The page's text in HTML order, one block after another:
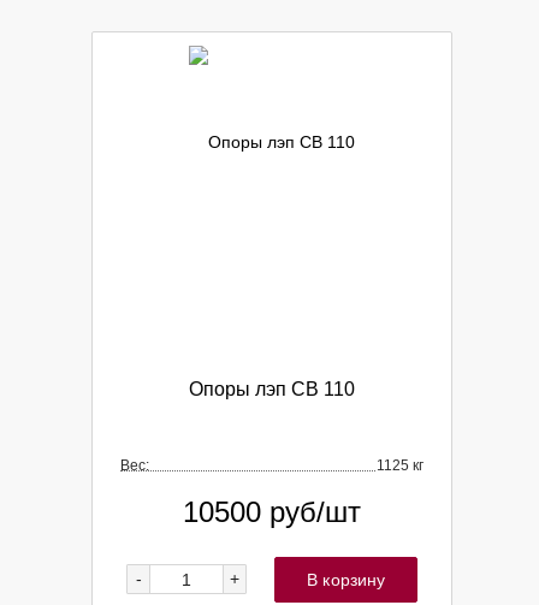
Опоры лэп СВ 110
Вес: 1125 кг
10500 руб/шт
- + В корзину